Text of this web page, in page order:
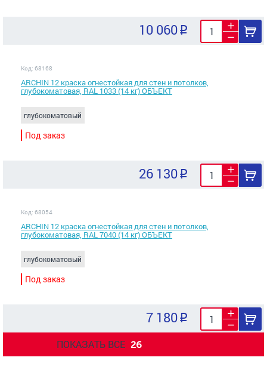
10 060
Код: 68168
ARCHIN 12 краска огнестойкая для стен и потолков,
глубокоматовая, RAL 1033 (14 кг) ОБЪЕКТ
глубокоматовый
Под заказ
26 130
Код: 68054
ARCHIN 12 краска огнестойкая для стен и потолков,
глубокоматовая, RAL 7040 (14 кг) ОБЪЕКТ
глубокоматовый
Под заказ
7 180
ПОКАЗАТЬ ВСЕ 26